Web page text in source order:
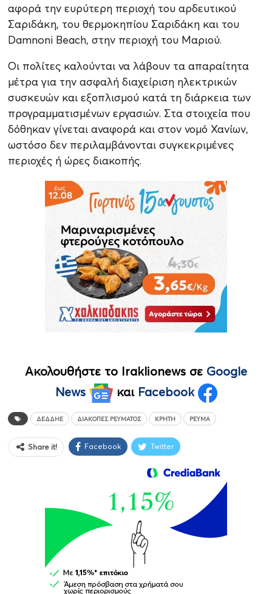
αφορά την ευρύτερη περιοχή του αρδευτικού
Σαριδάκη, του θερμοκηπίου Σαριδάκη και του
Damnoni Beach, στην περιοχή του Μαριού.
Οι πολίτες καλούνται να λάβουν τα απαραίτητα
μέτρα για την ασφαλή διαχείριση ηλεκτρικών
συσκευών και εξοπλισμού κατά τη διάρκεια των
προγραμματισμένων εργασιών. Στα στοιχεία που
δόθηκαν γίνεται αναφορά και στον νομό Χανίων,
ωστόσο δεν περιλαμβάνονται συγκεκριμένες
περιοχές ή ώρες διακοπής.
Ακολουθήστε το Iraklionews σε Google
News
και Facebook
ΔΕΔΔΗΕ ΔΙΑΚΟΠΈΣ ΡΕΎΜΑΤΟΣ ΚΡΉΤΗ ΡΕΎΜΑ
Share it! Facebook Twitter